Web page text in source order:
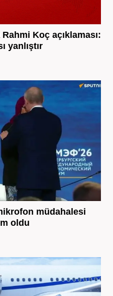
Koç açıklaması:
yanlıştır
müdahalesi
oldu